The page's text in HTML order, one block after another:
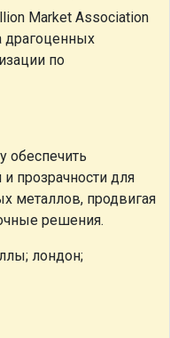
Market Association
драгоценных
по
обеспечить
прозрачности для
металлов, продвигая
решения.
лондон;